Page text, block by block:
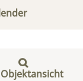
Objektansicht